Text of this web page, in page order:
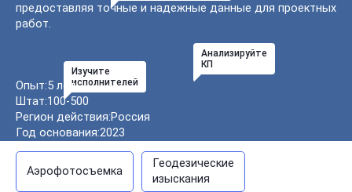
предоставляя точные и надежные данные для проектных
работ.
Опыт:5 лет
Штат:100-500
Регион действия:Россия
Год основания:2023
Изучите
исполнителей
Анализируйте
КП
Аэрофотосъемка
Геодезические
изыскания
Настоящий документ «Пользовательское
соглашение» регулирует использование Сайта
https://siptop.ru/и его сервисов на условиях,
являющихся предметом настоящего Соглашения.
1. Термины.
В настоящем документе и вытекающих или
связанных с ним отношениях Сторон применяются